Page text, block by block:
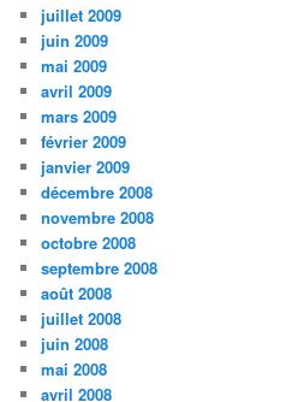
juillet 2009
juin 2009
mai 2009
avril 2009
mars 2009
février 2009
janvier 2009
décembre 2008
novembre 2008
octobre 2008
septembre 2008
août 2008
juillet 2008
juin 2008
mai 2008
avril 2008